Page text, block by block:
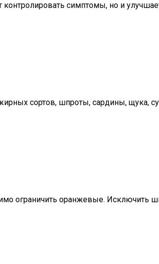
симптомы, но и
сортов, шпроты, сардины, щука,
ограничить оранжевые. Исключить